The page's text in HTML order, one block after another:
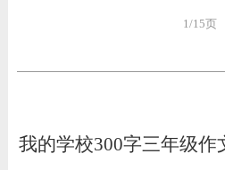
1/15页
我的学校300字三年级作